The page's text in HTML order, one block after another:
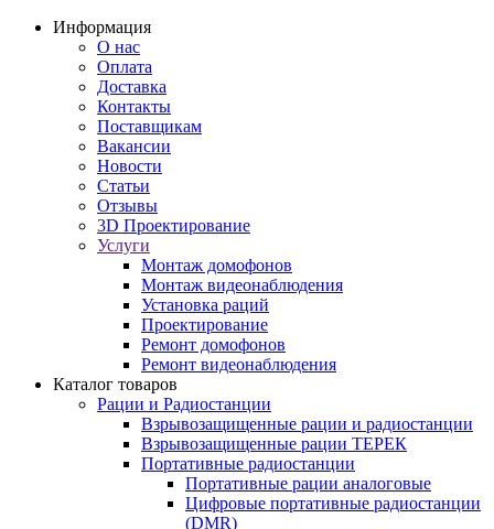
Информация
О нас
Оплата
Доставка
Контакты
Поставщикам
Вакансии
Новости
Статьи
Отзывы
3D Проектирование
Услуги
Монтаж домофонов
Монтаж видеонаблюдения
Установка раций
Проектирование
Ремонт домофонов
Ремонт видеонаблюдения
Каталог товаров
Рации и Радиостанции
Взрывозащищенные рации и радиостанции
Взрывозащищенные рации ТЕРЕК
Портативные радиостанции
Портативные рации аналоговые
Цифровые портативные радиостанции
(DMR)